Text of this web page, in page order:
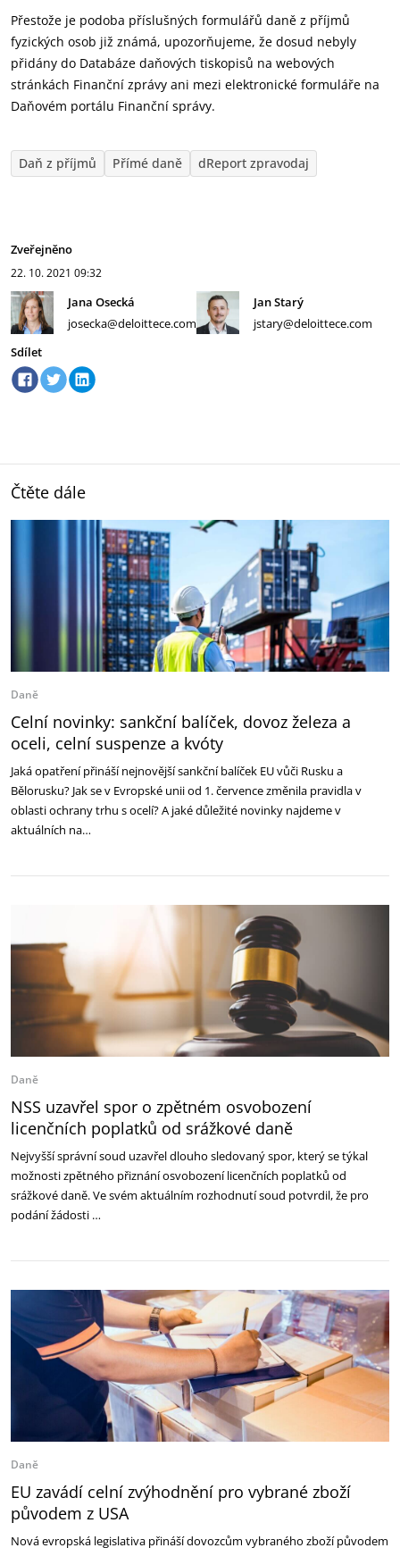
Přestože je podoba příslušných formulářů daně z příjmů
fyzických osob již známá, upozorňujeme, že dosud nebyly
přidány do Databáze daňových tiskopisů na webových
stránkách Finanční zprávy ani mezi elektronické formuláře na
Daňovém portálu Finanční správy.
Daň z příjmů Přímé daně dReport zpravodaj
Zveřejněno
22. 10. 2021 09:32
Jana Osecká
josecka@deloittece.com
Jan Starý
jstary@deloittece.com
Sdílet
Čtěte dále
Daně
Celní novinky: sankční balíček, dovoz železa a
oceli, celní suspenze a kvóty
Jaká opatření přináší nejnovější sankční balíček EU vůči Rusku a
Bělorusku? Jak se v Evropské unii od 1. července změnila pravidla v
oblasti ochrany trhu s ocelí? A jaké důležité novinky najdeme v
aktuálních na…
Daně
NSS uzavřel spor o zpětném osvobození
licenčních poplatků od srážkové daně
Nejvyšší správní soud uzavřel dlouho sledovaný spor, který se týkal
možnosti zpětného přiznání osvobození licenčních poplatků od
srážkové daně. Ve svém aktuálním rozhodnutí soud potvrdil, že pro
podání žádosti …
Daně
EU zavádí celní zvýhodnění pro vybrané zboží
původem z USA
Nová evropská legislativa přináší dovozcům vybraného zboží původem